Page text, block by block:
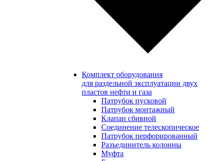
Комплект оборудования
для раздельной эксплуатации двух
пластов нефти и газа
Патрубок пусковой
Патрубок монтажный
Клапан сбивной
Соединение телескопическое
Патрубок перфорированный
Разъединитель колонны
Муфта